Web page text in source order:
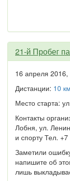
21-й Пробег
16 апреля 2016,
Дистанции: 10 км
Место старта:
Контакты
Лобня, ул.
и спорту Тел.
Заметили
напишите об
лишь